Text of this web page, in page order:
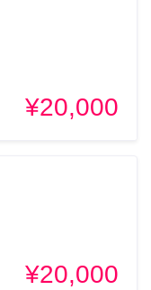
¥20,000
¥20,000